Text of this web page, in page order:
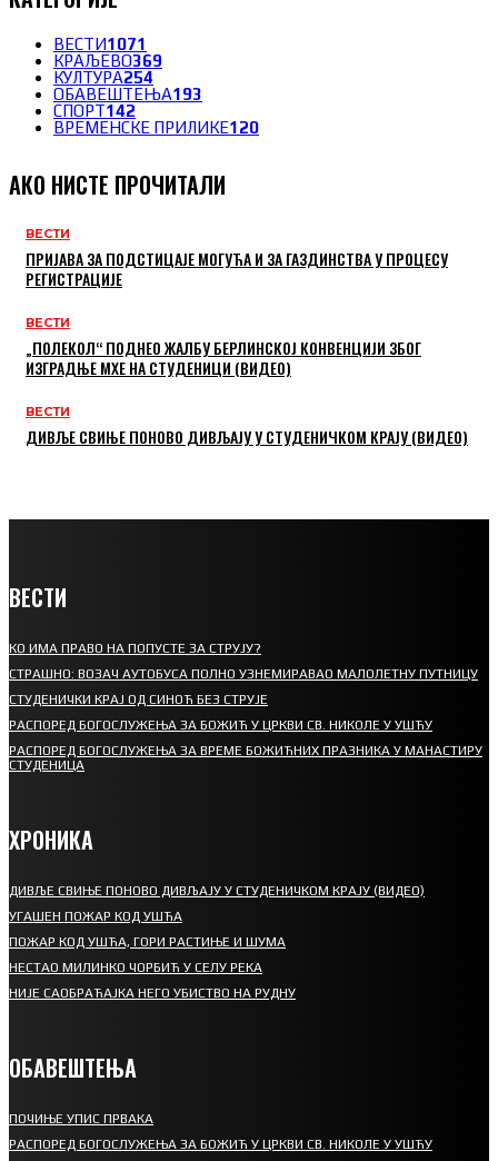
ВЕСТИ1071
КРАЉЕВО369
КУЛТУРА254
ОБАВЕШТЕЊА193
СПОРТ142
ВРЕМЕНСКЕ ПРИЛИКЕ120
АКО НИСТЕ ПРОЧИТАЛИ
ВЕСТИ
ПРИЈАВА ЗА ПОДСТИЦАЈЕ МОГУЋА И ЗА ГАЗДИНСТВА У ПРОЦЕСУ
РЕГИСТРАЦИЈЕ
ВЕСТИ
„ПОЛЕКОЛ“ ПОДНЕО ЖАЛБУ БЕРЛИНСКОЈ КОНВЕНЦИЈИ ЗБОГ
ИЗГРАДЊЕ МХЕ НА СТУДЕНИЦИ (ВИДЕО)
ВЕСТИ
ДИВЉЕ СВИЊЕ ПОНОВО ДИВЉАЈУ У СТУДЕНИЧКОМ КРАЈУ (ВИДЕО)
ВЕСТИ
КО ИМА ПРАВО НА ПОПУСТЕ ЗА СТРУЈУ?
СТРАШНО: ВОЗАЧ АУТОБУСА ПОЛНО УЗНЕМИРАВАО МАЛОЛЕТНУ ПУТНИЦУ
СТУДЕНИЧКИ КРАЈ ОД СИНОЋ БЕЗ СТРУЈЕ
РАСПОРЕД БОГОСЛУЖЕЊА ЗА БОЖИЋ У ЦРКВИ СВ. НИКОЛЕ У УШЋУ
РАСПОРЕД БОГОСЛУЖЕЊА ЗА ВРЕМЕ БОЖИЋНИХ ПРАЗНИКА У МАНАСТИРУ
СТУДЕНИЦА
ХРОНИКА
ДИВЉЕ СВИЊЕ ПОНОВО ДИВЉАЈУ У СТУДЕНИЧКОМ КРАЈУ (ВИДЕО)
УГАШЕН ПОЖАР КОД УШЋА
ПОЖАР КОД УШЋА, ГОРИ РАСТИЊЕ И ШУМА
НЕСТАО МИЛИНКО ЧОРБИЋ У СЕЛУ РЕКА
НИЈЕ САОБРАЋАЈКА НЕГО УБИСТВО НА РУДНУ
ОБАВЕШТЕЊА
ПОЧИЊЕ УПИС ПРВАКА
РАСПОРЕД БОГОСЛУЖЕЊА ЗА БОЖИЋ У ЦРКВИ СВ. НИКОЛЕ У УШЋУ